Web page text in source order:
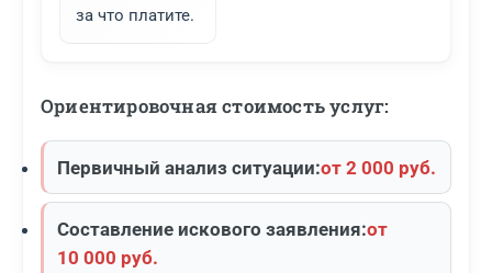
за что платите.
Ориентировочная стоимость услуг:
Первичный анализ ситуации:от 2 000 руб.
Составление искового заявления:от
10 000 руб.